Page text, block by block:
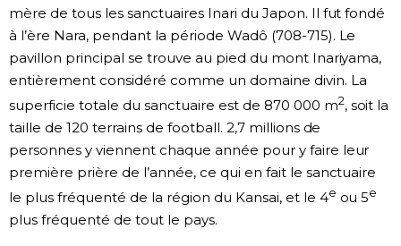
mère de tous les sanctuaires Inari du Japon. Il fut fondé
à l’ère Nara, pendant la période Wadô (708-715). Le
pavillon principal se trouve au pied du mont Inariyama,
entièrement considéré comme un domaine divin. La
superficie totale du sanctuaire est de 870 000 m2, soit la
taille de 120 terrains de football. 2,7 millions de
personnes y viennent chaque année pour y faire leur
première prière de l’année, ce qui en fait le sanctuaire
le plus fréquenté de la région du Kansai, et le 4e ou 5e
plus fréquenté de tout le pays.